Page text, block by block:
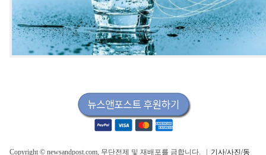
Copyright © newsandpost.com, 무단전제 및 재배포를 금합니다. | 기사/사진/동